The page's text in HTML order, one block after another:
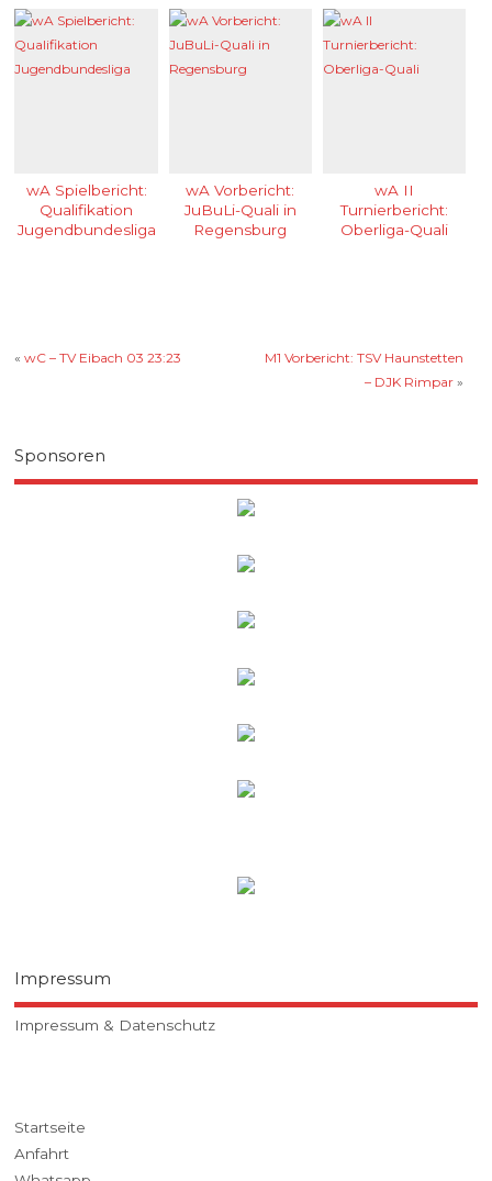
wA Spielbericht:
Qualifikation
Jugendbundesliga
wA Vorbericht:
JuBuLi-Quali in
Regensburg
wA II
Turnierbericht:
Oberliga-Quali
«wC – TV Eibach 03 23:23
M1 Vorbericht: TSV Haunstetten
– DJK Rimpar»
Sponsoren
Impressum
Impressum & Datenschutz
Startseite
Anfahrt